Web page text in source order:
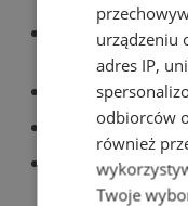
ogłoszenia
urządzeniu
adres IP,
odbiorców
również
Twoje